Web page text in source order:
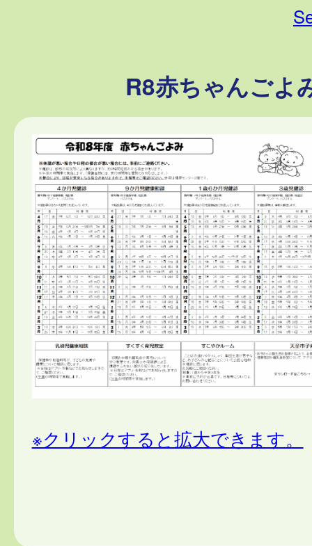
R8赤ちゃんごよ
※クリックすると拡大できます。